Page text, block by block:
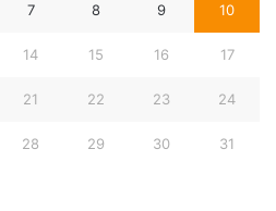
7 8 9 10
14 15 16 17
21 22 23 24
28 29 30 31